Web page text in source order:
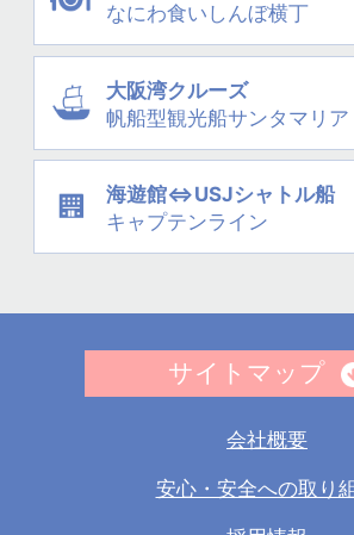
なにわ食いしんぼ横丁
大阪湾クルーズ
帆船型観光船サンタマリア
海遊館⇔USJシャトル船
キャプテンライン
サイトマップ
会社概要
安心・安全への取り